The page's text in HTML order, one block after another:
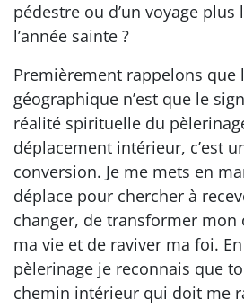
pédestre ou d’un voyage
l’année sainte ?
Premièrement rappelons que
géographique n’est que le
réalité spirituelle du
déplacement intérieur, c’est
conversion. Je me mets en
déplace pour chercher à
changer, de transformer
ma vie et de raviver ma foi.
pèlerinage je reconnais que
chemin intérieur qui doit me